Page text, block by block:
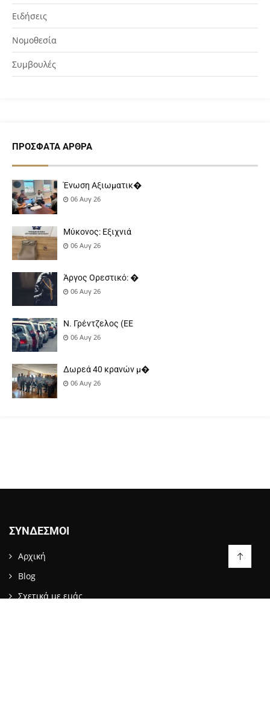
Ειδήσεις
Νομοθεσία
Συμβουλές
ΠΡΌΣΦΑΤΑ ΆΡΘΡΑ
Ένωση Αξιωματικ�
06 Αυγ 26
Μύκονος: Εξιχνιά
06 Αυγ 26
Άργος Ορεστικό: �
06 Αυγ 26
Ν. Γρέντζελος (ΕΕ
06 Αυγ 26
Δωρεά 40 κρανών μ�
06 Αυγ 26
ΣΎΝΔΕΣΜΟΙ
Αρχική
Blog
Σχετικά με εμάς